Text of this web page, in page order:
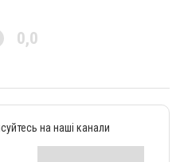
0,0
на наші канали